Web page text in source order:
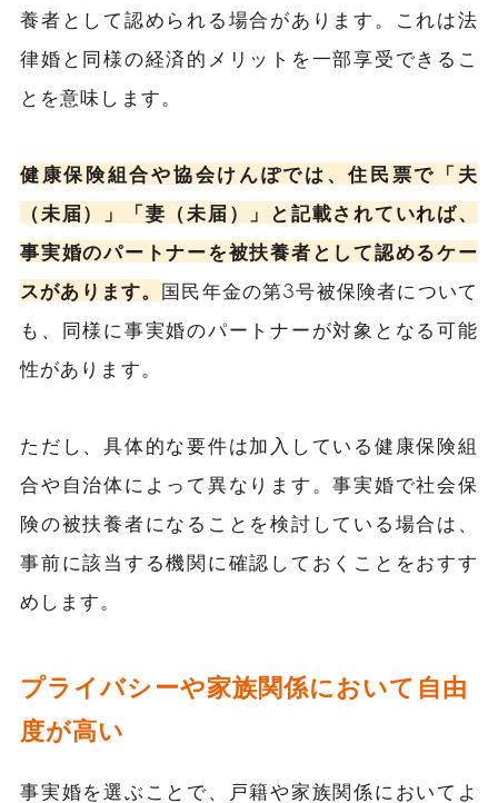
養者として認められる場合があります。これは法
律婚と同様の経済的メリットを一部享受できるこ
とを意味します。
健康保険組合や協会けんぽでは、住民票で「夫
（未届）」「妻（未届）」と記載されていれば、
事実婚のパートナーを被扶養者として認めるケー
スがあります。 国民年金の第3号被保険者について
も、同様に事実婚のパートナーが対象となる可能
性があります。
ただし、具体的な要件は加入している健康保険組
合や自治体によって異なります。事実婚で社会保
険の被扶養者になることを検討している場合は、
事前に該当する機関に確認しておくことをおすす
めします。
プライバシーや家族関係において自由
度が高い
事実婚を選ぶことで、戸籍や家族関係においてよ